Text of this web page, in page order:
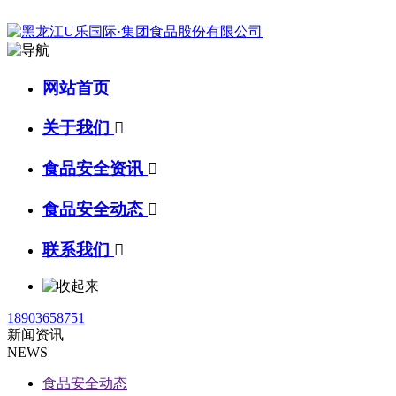
网站首页
关于我们 
食品安全资讯 
食品安全动态 
联系我们 
18903658751
新闻资讯
NEWS
食品安全动态